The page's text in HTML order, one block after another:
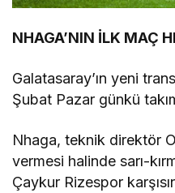
NHAGA’NIN İLK MAÇ
Galatasaray’ın yeni
Şubat Pazar günkü
Nhaga, teknik direktör
vermesi halinde sarı-
Çaykur Rizespor